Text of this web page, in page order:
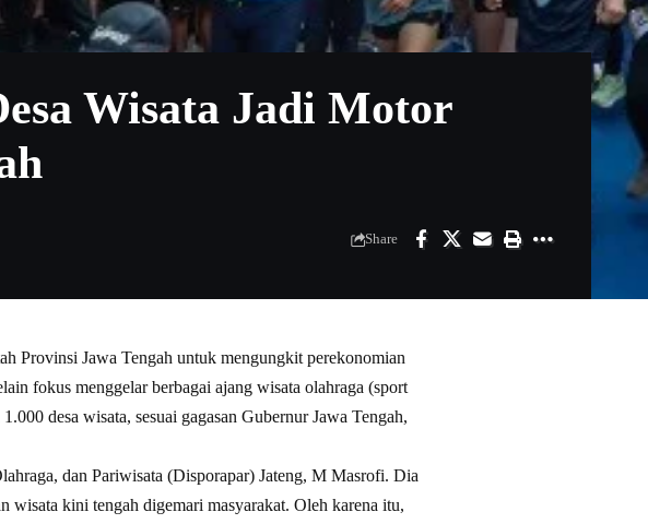
Wisata Jadi Motor
Share
Provinsi Jawa Tengah untuk mengungkit perekonomian
fokus menggelar berbagai ajang wisata olahraga (sport
desa wisata, sesuai gagasan Gubernur Jawa Tengah,
dan Pariwisata (Disporapar) Jateng, M Masrofi. Dia
wisata kini tengah digemari masyarakat. Oleh karena itu,